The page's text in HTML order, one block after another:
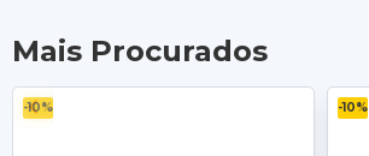
Mais Procurados
-10% -10%